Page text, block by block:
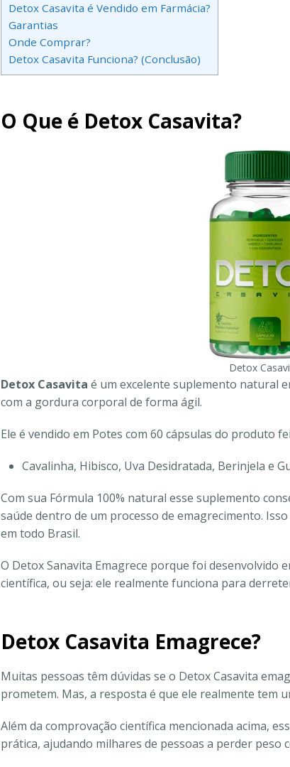
Detox Casavita é Vendido em Farmácia?
Garantias
Onde Comprar?
Detox Casavita Funciona? (Conclusão)
O Que é Detox Casavita?
Detox
Detox Casavita é um excelente suplemento natural
com a gordura corporal de forma ágil.
Ele é vendido em Potes com 60 cápsulas do produto
Cavalinha, Hibisco, Uva Desidratada, Berinjela e
Com sua Fórmula 100% natural esse suplemento
saúde dentro de um processo de emagrecimento.
em todo Brasil.
O Detox Sanavita Emagrece porque foi desenvolvido
científica, ou seja: ele realmente funciona para
Detox Casavita Emagrece?
Muitas pessoas têm dúvidas se o Detox Casavita
prometem. Mas, a resposta é que ele realmente tem
Além da comprovação científica mencionada acima,
prática, ajudando milhares de pessoas a perder peso